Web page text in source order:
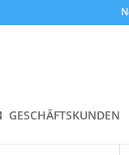
GESCHÄFTSKUNDEN